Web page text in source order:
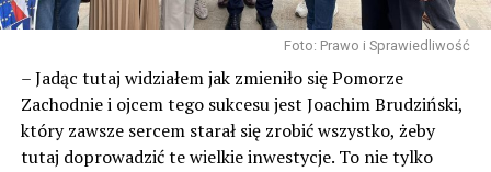
Foto: Prawo i Sprawiedliwość
– Jadąc tutaj widziałem jak zmieniło się Pomorze
Zachodnie i ojcem tego sukcesu jest Joachim Brudziński,
który zawsze sercem starał się zrobić wszystko, żeby
tutaj doprowadzić te wielkie inwestycje. To nie tylko